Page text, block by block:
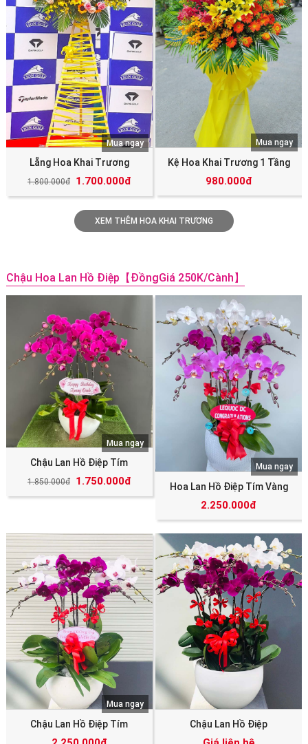
Lẵng Hoa Khai Trương
1.800.000đ 1.700.000đ
Mua ngay
Kệ Hoa Khai Trương 1 Tầng
980.000đ
Mua ngay
XEM THÊM HOA KHAI TRƯƠNG
Chậu Hoa Lan Hồ Điệp【đồngGiá 250K/cành】
Chậu Lan Hồ Điệp Tím
1.850.000đ 1.750.000đ
Mua ngay
Hoa Lan Hồ Điệp Tím Vàng
2.250.000đ
Mua ngay
Chậu Lan Hồ Điệp Tím
Mua ngay
Chậu Lan Hồ Điệp